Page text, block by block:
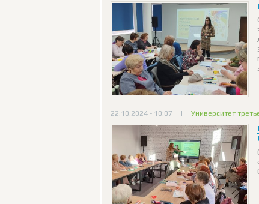
22.10.2024 - 10:07 | Университет